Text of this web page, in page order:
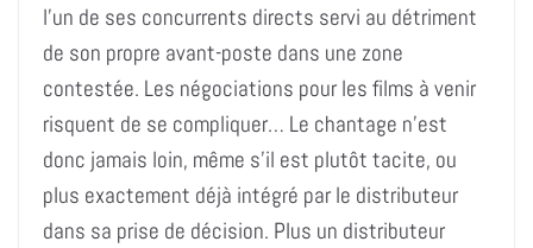
l’un de ses concurrents directs servi au détriment
de son propre avant-poste dans une zone
contestée. Les négociations pour les films à venir
risquent de se compliquer… Le chantage n’est
donc jamais loin, même s’il est plutôt tacite, ou
plus exactement déjà intégré par le distributeur
dans sa prise de décision. Plus un distributeur